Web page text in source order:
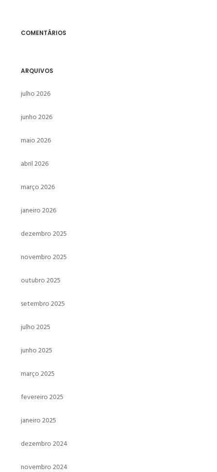
COMENTÁRIOS
ARQUIVOS
julho 2026
junho 2026
maio 2026
abril 2026
março 2026
janeiro 2026
dezembro 2025
novembro 2025
outubro 2025
setembro 2025
julho 2025
junho 2025
março 2025
fevereiro 2025
janeiro 2025
dezembro 2024
novembro 2024